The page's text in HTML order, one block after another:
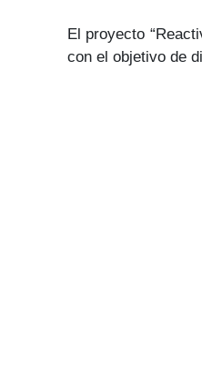
El proyecto
con el objetivo de